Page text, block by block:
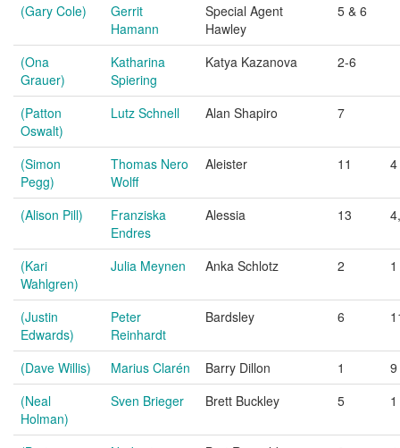
(Gary Cole)
Gerrit
Hamann
Special Agent
Hawley
5 & 6
(Ona
Grauer)
Katharina
Spiering
Katya Kazanova 2-6
(Patton
Oswalt)
Lutz Schnell Alan Shapiro 7
(Simon
Pegg)
Thomas Nero
Wolff
Aleister 11
(Alison Pill)
Franziska
Endres
Alessia 13
(Kari
Wahlgren)
Julia Meynen Anka Schlotz 2 1
(Justin
Edwards)
Peter
Reinhardt
Bardsley 6
(Dave Willis) Marius Clarén Barry Dillon 1
9
(Neal
Holman)
Sven Brieger Brett Buckley 5 1